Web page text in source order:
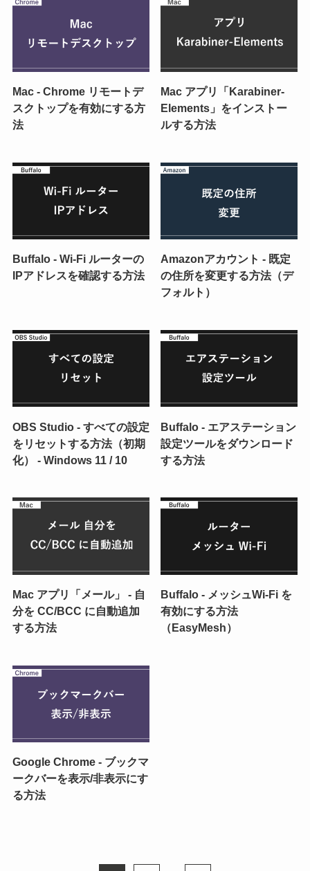
Mac - Chrome リモートデ
スクトップを有効にする方
法
Mac アプリ「Karabiner-
Elements」をインストー
ルする方法
Buffalo - Wi-Fi ルーターの
IPアドレスを確認する方法
Amazonアカウント - 既定
の住所を変更する方法（デ
フォルト）
OBS Studio - すべての設定
をリセットする方法（初期
化） - Windows 11 / 10
Buffalo - エアステーション
設定ツールをダウンロード
する方法
Mac アプリ「メール」 - 自
分を CC/BCC に自動追加
する方法
Buffalo - メッシュWi-Fi を
有効にする方法
（EasyMesh）
Google Chrome - ブックマ
ークバーを表示/非表示にす
る方法